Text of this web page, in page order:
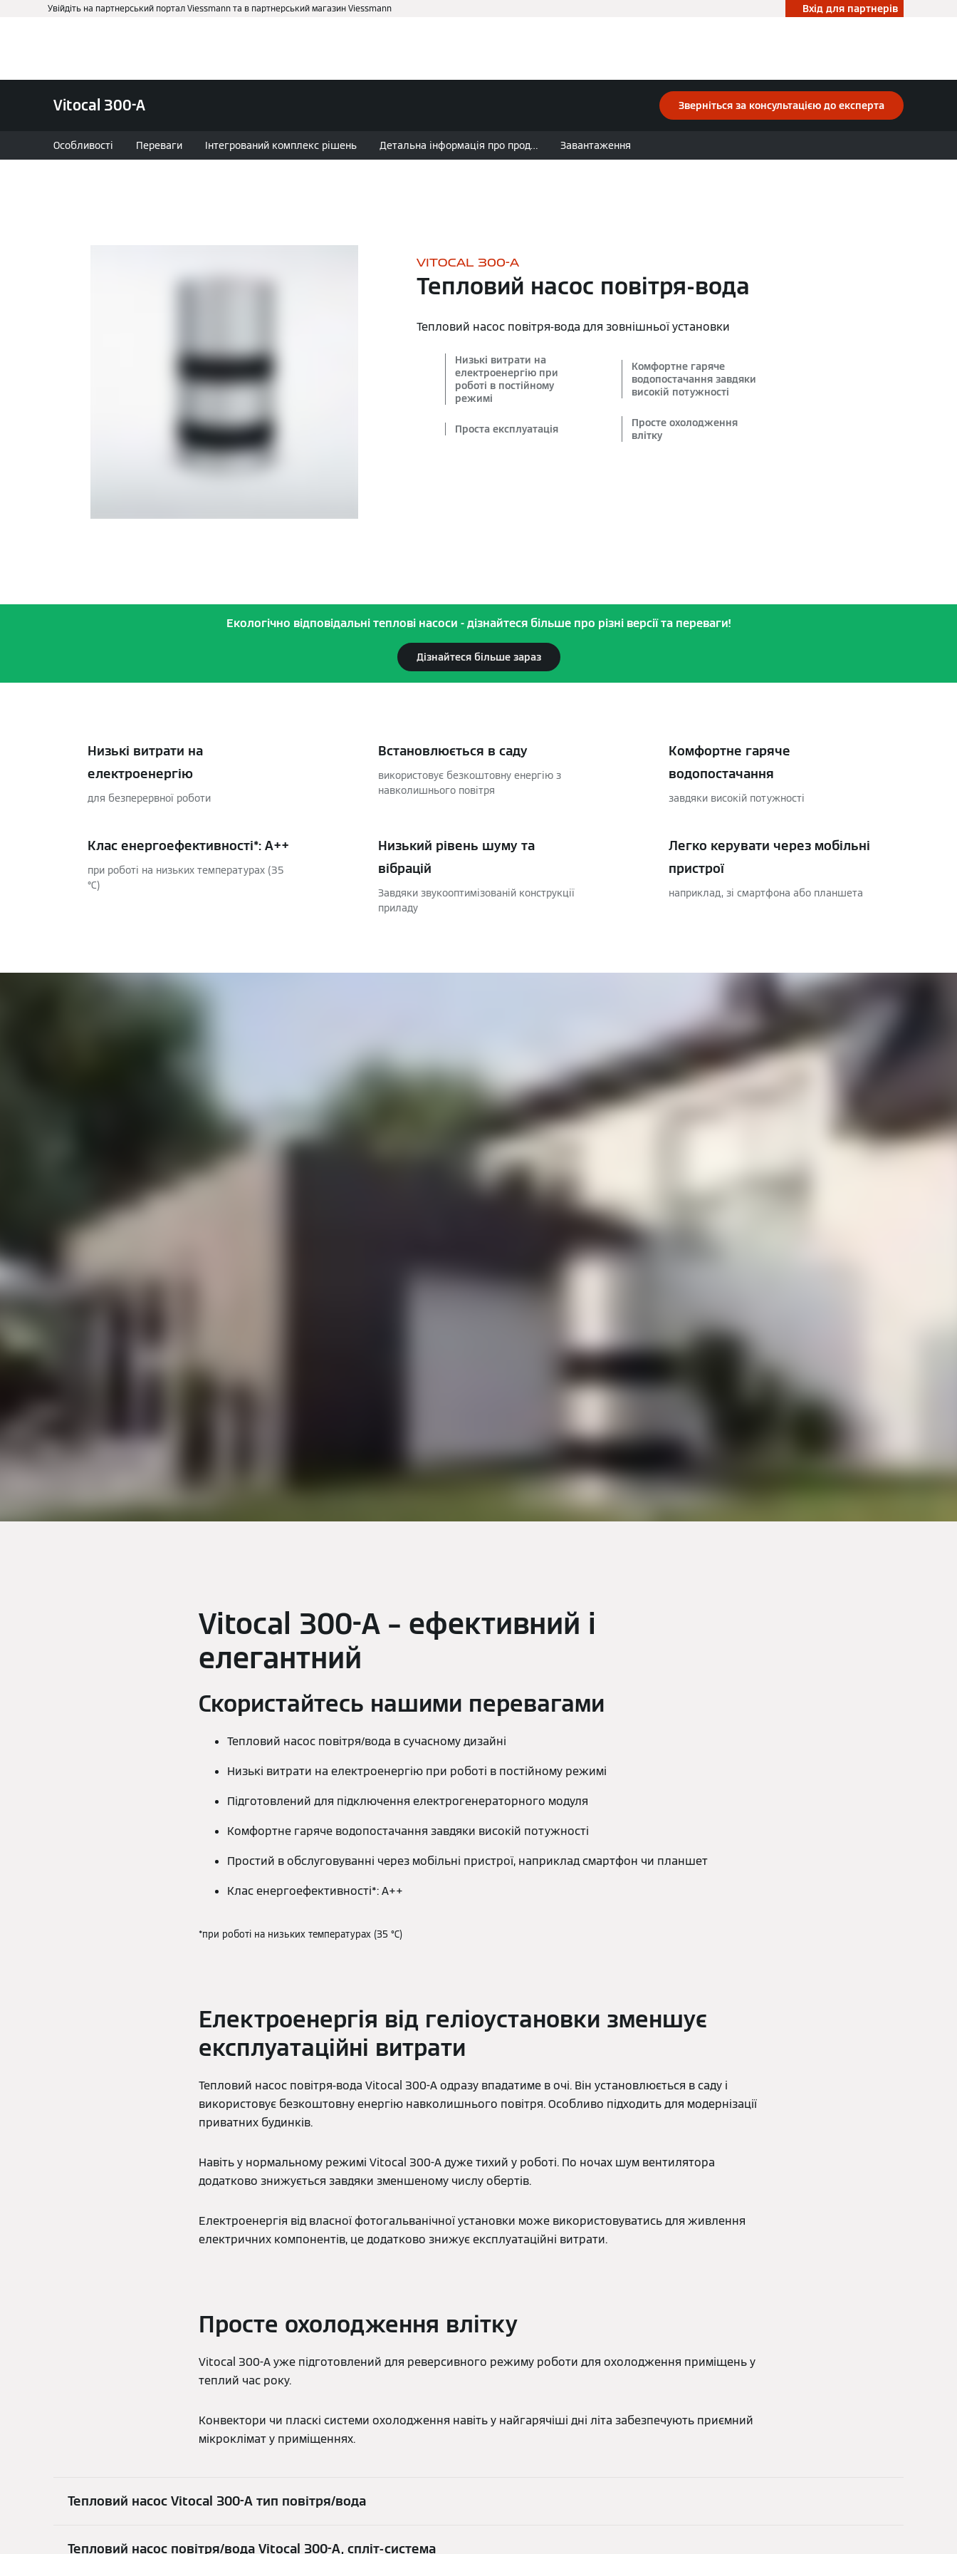
Увійдіть на партнерський портал Viessmann та в партнерський магазин Viessmann Вхід для партнерів
Vitocal 300-A Зверніться за консультацією до експерта
Особливості Переваги Інтегрований комплекс рішень Детальна інформація про продукт Завантаження
VITOCAL 300-A
Тепловий насос повітря-вода
Тепловий насос повітря-вода для зовнішньої установки
Низькі витрати на
електроенергію при
роботі в постійному
режимі
Комфортне гаряче
водопостачання завдяки
високій потужності
Проста експлуатація
Просте охолодження
влітку
Екологічно відповідальні теплові насоси - дізнайтеся більше про різні версії та переваги!
Дізнайтеся більше зараз
Низькі витрати на
електроенергію
для безперервної роботи
Встановлюється в саду
використовує безкоштовну енергію з
навколишнього повітря
Комфортне гаряче
водопостачання
завдяки високій потужності
Клас енергоефективності*: A++
при роботі на низьких температурах (35
°C)
Низький рівень шуму та
вібрацій
Завдяки звукооптимізованій конструкції
приладу
Легко керувати через мобільні
пристрої
наприклад, зі смартфона або планшета
Vitocal 300-A – ефективний і
елегантний
Скористайтесь нашими перевагами
Тепловий насос повітря/вода в сучасному дизайні
Низькі витрати на електроенергію при роботі в постійному режимі
Підготовлений для підключення електрогенераторного модуля
Комфортне гаряче водопостачання завдяки високій потужності
Простий в обслуговуванні через мобільні пристрої, наприклад смартфон чи планшет
Клас енергоефективності*: A++
*при роботі на низьких температурах (35 °C)
Електроенергія від геліоустановки зменшує
експлуатаційні витрати
Тепловий насос повітря-вода Vitocal 300-A одразу впадатиме в очі. Він установлюється в саду і
використовує безкоштовну енергію навколишнього повітря. Особливо підходить для модернізації
приватних будинків.
Навіть у нормальному режимі Vitocal 300-A дуже тихий у роботі. По ночах шум вентилятора
додатково знижується завдяки зменшеному числу обертів.
Електроенергія від власної фотогальванічної установки може використовуватись для живлення
електричних компонентів, це додатково знижує експлуатаційні витрати.
Просте охолодження влітку
Vitocal 300-A уже підготовлений для реверсивного режиму роботи для охолодження приміщень у
теплий час року.
Конвектори чи пласкі системи охолодження навіть у найгарячіші дні літа забезпечують приємний
мікроклімат у приміщеннях.
Тепловий насос Vitocal 300-A тип повітря/вода
Тепловий насос повітря/вода Vitocal 300-А, спліт-система